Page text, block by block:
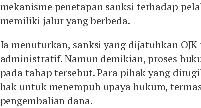
mekanisme penetapan sanksi terhadap
memiliki jalur yang berbeda.
Ia menuturkan, sanksi yang dijatuhkan
administratif. Namun demikian, proses
pada tahap tersebut. Para pihak yang
hak untuk menempuh upaya hukum,
pengembalian dana.